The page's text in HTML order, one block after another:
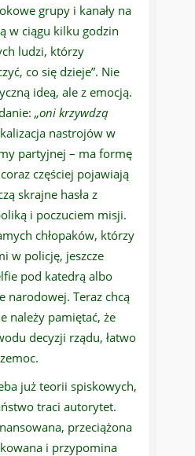
grupy i kanały na
w ciągu kilku godzin
ludzi, którzy
co się dzieje”. Nie
ideą, ale z emocją.
„oni krzywdzą
nastrojów w
partyjnej – ma formę
częściej pojawiają
skrajne hasła z
i poczuciem misji.
chłopaków, którzy
w policję, jeszcze
pod katedrą albo
narodowej. Teraz chcą
należy pamiętać, że
decyzji rządu, łatwo
już teorii spiskowych,
traci autorytet.
przeciążona
i przypomina